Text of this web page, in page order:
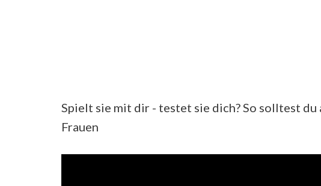
Spielt sie mit dir - testet sie dich? So solltest
Frauen